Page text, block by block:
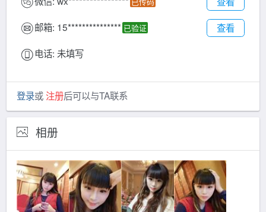
邮箱: 15*************** 已验证
查看
电话: 未填写
登录或注册后可以与TA联系
相册